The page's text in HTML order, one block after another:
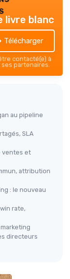
livre blanc
Télécharger
contacté(e) à
ses partenaires.
au pipeline
SLA
ventes et
attribution
: le nouveau
rate,
directeurs